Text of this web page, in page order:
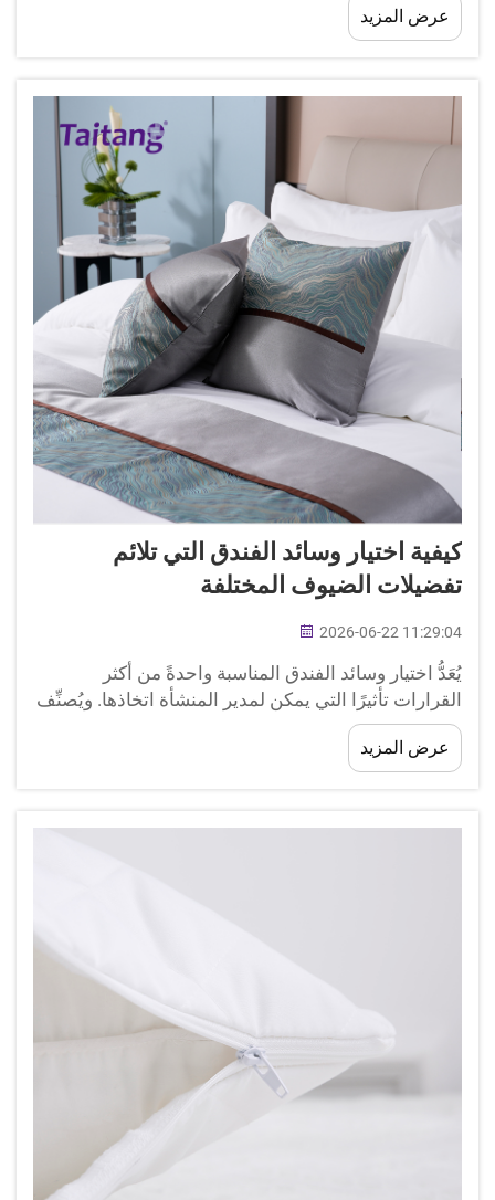
الفنادق دورًا محوريًّا في هذه التجربة، ومع ذلك فإنها غالبًا
ما تُهمَل أو تُقدَّر بأقل من قيمتها الحقيقية...
عرض المزيد
كيفية اختيار وسائد الفندق التي تلائم
تفضيلات الضيوف المختلفة
2026-06-22 11:29:04
يُعَدُّ اختيار وسائد الفندق المناسبة واحدةً من أكثر
القرارات تأثيرًا التي يمكن لمدير المنشأة اتخاذها. ويُصنِّف
الضيوف جودة النوم باستمرار ضمن أولوياتهم الرئيسية
عند تقييم إقامتهم في الفندق، وتتمحور تجربة النوم حول
وسائد الفندق...
عرض المزيد